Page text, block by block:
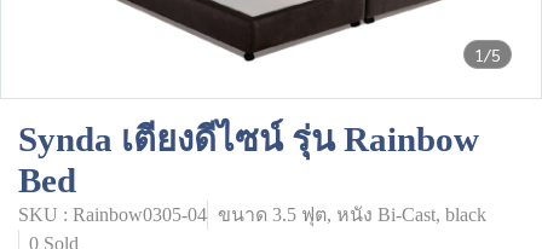
1/5
Synda เตียงดีไซน์ รุ่น Rainbow
Bed
SKU : Rainbow0305-04 ขนาด 3.5 ฟุต, หนัง Bi-Cast, black
0 Sold